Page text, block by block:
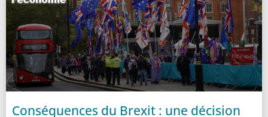
Conséquences du Brexit : une décision